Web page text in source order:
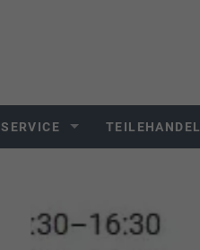
SERVICE TEILEHANDEL